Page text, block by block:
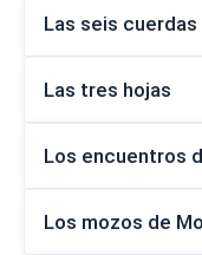
Las seis cuerdas
Las tres hojas
Los encuentros
Los mozos de